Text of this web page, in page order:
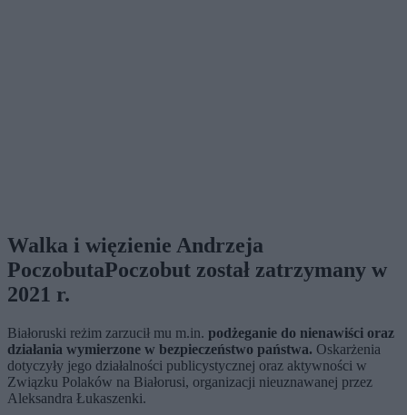
Walka i więzienie Andrzeja
PoczobutaPoczobut został zatrzymany w
2021 r.
Białoruski reżim zarzucił mu m.in. podżeganie do nienawiści oraz
działania wymierzone w bezpieczeństwo państwa. Oskarżenia
dotyczyły jego działalności publicystycznej oraz aktywności w
Związku Polaków na Białorusi, organizacji nieuznawanej przez
Aleksandra Łukaszenki.